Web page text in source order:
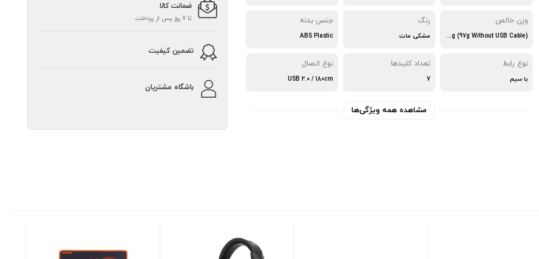
وزن خالص
116g (97g Without USB Cable)
رنگ
مشکی مات
جنس بدنه
ABS Plastic
نوع رابط
با سیم
تعداد کلیدها
7
نوع اتصال
USB 2.0 / 180cm
مشاهده همه ویژگی‌ها
ضمانت کالا
تا 7 روز پس از پرداخت
تضمین کیفیت
باشگاه مشتریان